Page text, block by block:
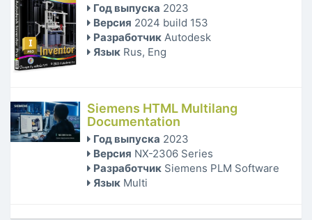
Год выпуска 2023
Версия 2024 build 153
Разработчик Autodesk
Язык Rus, Eng
Siemens HTML Multilang
Documentation
Год выпуска 2023
Версия NX-2306 Series
Разработчик Siemens PLM Software
Язык Multi